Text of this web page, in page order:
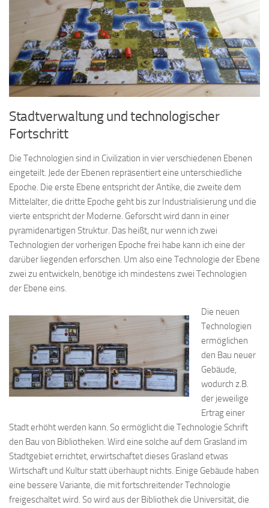
Stadtverwaltung und technologischer
Fortschritt
Die Technologien sind in Civilization in vier verschiedenen Ebenen
eingeteilt. Jede der Ebenen repräsentiert eine unterschiedliche
Epoche. Die erste Ebene entspricht der Antike, die zweite dem
Mittelalter, die dritte Epoche geht bis zur Industrialisierung und die
vierte entspricht der Moderne. Geforscht wird dann in einer
pyramidenartigen Struktur. Das heißt, nur wenn ich zwei
Technologien der vorherigen Epoche frei habe kann ich eine der
darüber liegenden erforschen. Um also eine Technologie der Ebene
zwei zu entwickeln, benötige ich mindestens zwei Technologien
der Ebene eins.
Die neuen
Technologien
ermöglichen
den Bau neuer
Gebäude,
wodurch z.B.
der jeweilige
Ertrag einer
Stadt erhöht werden kann. So ermöglicht die Technologie Schrift
den Bau von Bibliotheken. Wird eine solche auf dem Grasland im
Stadtgebiet errichtet, erwirtschaftet dieses Grasland etwas
Wirtschaft und Kultur statt überhaupt nichts. Einige Gebäude haben
eine bessere Variante, die mit fortschreitender Technologie
freigeschaltet wird. So wird aus der Bibliothek die Universität, die